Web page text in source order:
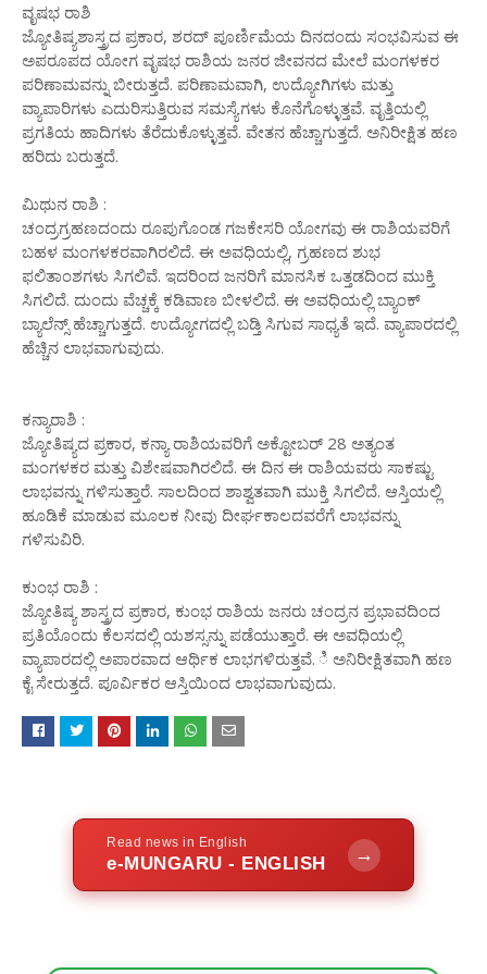
ವೃಷಭ ರಾಶಿ
ಜ್ಯೋತಿಷ್ಯಶಾಸ್ತ್ರದ ಪ್ರಕಾರ, ಶರದ್ ಪೂರ್ಣಿಮೆಯ ದಿನದಂದು ಸಂಭವಿಸುವ ಈ
ಅಪರೂಪದ ಯೋಗ ವೃಷಭ ರಾಶಿಯ ಜನರ ಜೀವನದ ಮೇಲೆ ಮಂಗಳಕರ
ಪರಿಣಾಮವನ್ನು ಬೀರುತ್ತದೆ. ಪರಿಣಾಮವಾಗಿ, ಉದ್ಯೋಗಿಗಳು ಮತ್ತು
ವ್ಯಾಪಾರಿಗಳು ಎದುರಿಸುತ್ತಿರುವ ಸಮಸ್ಯೆಗಳು ಕೊನೆಗೊಳ್ಳುತ್ತವೆ. ವೃತ್ತಿಯಲ್ಲಿ
ಪ್ರಗತಿಯ ಹಾದಿಗಳು ತೆರೆದುಕೊಳ್ಳುತ್ತವೆ. ವೇತನ ಹೆಚ್ಚಾಗುತ್ತದೆ. ಅನಿರೀಕ್ಷಿತ ಹಣ
ಹರಿದು ಬರುತ್ತದೆ.
ಮಿಥುನ ರಾಶಿ :
ಚಂದ್ರಗ್ರಹಣದಂದು ರೂಪುಗೊಂಡ ಗಜಕೇಸರಿ ಯೋಗವು ಈ ರಾಶಿಯವರಿಗೆ
ಬಹಳ ಮಂಗಳಕರವಾಗಿರಲಿದೆ. ಈ ಅವಧಿಯಲ್ಲಿ, ಗ್ರಹಣದ ಶುಭ
ಫಲಿತಾಂಶಗಳು ಸಿಗಲಿವೆ. ಇದರಿಂದ ಜನರಿಗೆ ಮಾನಸಿಕ ಒತ್ತಡದಿಂದ ಮುಕ್ತಿ
ಸಿಗಲಿದೆ. ದುಂದು ವೆಚ್ಚಕ್ಕೆ ಕಡಿವಾಣ ಬೀಳಲಿದೆ. ಈ ಅವಧಿಯಲ್ಲಿ ಬ್ಯಾಂಕ್
ಬ್ಯಾಲೆನ್ಸ್ ಹೆಚ್ಚಾಗುತ್ತದೆ. ಉದ್ಯೋಗದಲ್ಲಿ ಬಡ್ತಿ ಸಿಗುವ ಸಾಧ್ಯತೆ ಇದೆ. ವ್ಯಾಪಾರದಲ್ಲಿ
ಹೆಚ್ಚಿನ ಲಾಭವಾಗುವುದು.
ಕನ್ಯಾರಾಶಿ :
ಜ್ಯೋತಿಷ್ಯದ ಪ್ರಕಾರ, ಕನ್ಯಾ ರಾಶಿಯವರಿಗೆ ಅಕ್ಟೋಬರ್ 28 ಅತ್ಯಂತ
ಮಂಗಳಕರ ಮತ್ತು ವಿಶೇಷವಾಗಿರಲಿದೆ. ಈ ದಿನ ಈ ರಾಶಿಯವರು ಸಾಕಷ್ಟು
ಲಾಭವನ್ನು ಗಳಿಸುತ್ತಾರೆ. ಸಾಲದಿಂದ ಶಾಶ್ವತವಾಗಿ ಮುಕ್ತಿ ಸಿಗಲಿದೆ. ಆಸ್ತಿಯಲ್ಲಿ
ಹೂಡಿಕೆ ಮಾಡುವ ಮೂಲಕ ನೀವು ದೀರ್ಘಕಾಲದವರೆಗೆ ಲಾಭವನ್ನು
ಗಳಿಸುವಿರಿ.
ಕುಂಭ ರಾಶಿ :
ಜ್ಯೋತಿಷ್ಯ ಶಾಸ್ತ್ರದ ಪ್ರಕಾರ, ಕುಂಭ ರಾಶಿಯ ಜನರು ಚಂದ್ರನ ಪ್ರಭಾವದಿಂದ
ಪ್ರತಿಯೊಂದು ಕೆಲಸದಲ್ಲಿ ಯಶಸ್ಸನ್ನು ಪಡೆಯುತ್ತಾರೆ. ಈ ಅವಧಿಯಲ್ಲಿ
ವ್ಯಾಪಾರದಲ್ಲಿ ಅಪಾರವಾದ ಆರ್ಥಿಕ ಲಾಭಗಳಿರುತ್ತವೆ. ಿ ಅನಿರೀಕ್ಷಿತವಾಗಿ ಹಣ
ಕೈ ಸೇರುತ್ತದೆ. ಪೂರ್ವಿಕರ ಆಸ್ತಿಯಿಂದ ಲಾಭವಾಗುವುದು.
Read news in English
e-MUNGARU - ENGLISH →